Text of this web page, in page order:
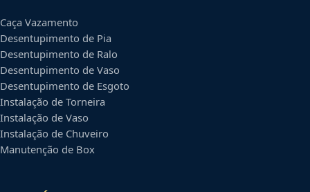
Caça Vazamento
Desentupimento de Pia
Desentupimento de Ralo
Desentupimento de Vaso
Desentupimento de Esgoto
Instalação de Torneira
Instalação de Vaso
Instalação de Chuveiro
Manutenção de Box